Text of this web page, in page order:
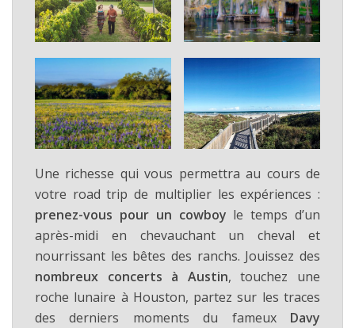
Une richesse qui vous permettra au cours de
votre road trip de multiplier les expériences :
prenez-vous pour un cowboy le temps d’un
après-midi en chevauchant un cheval et
nourrissant les bêtes des ranchs. Jouissez des
nombreux concerts à Austin, touchez une
roche lunaire à Houston, partez sur les traces
des derniers moments du fameux Davy